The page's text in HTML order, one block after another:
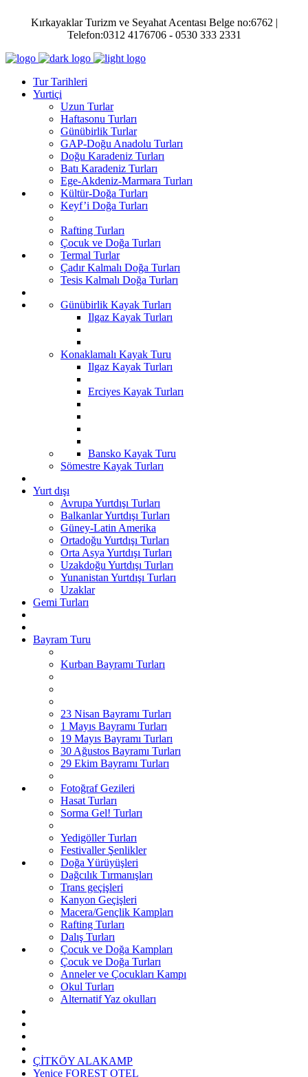
Kırkayaklar Turizm ve Seyahat Acentası Belge no:6762 |
Telefon:0312 4176706 - 0530 333 2331
Tur Tarihleri
Yurtiçi
Uzun Turlar
Haftasonu Turları
Günübirlik Turlar
GAP-Doğu Anadolu Turları
Doğu Karadeniz Turları
Batı Karadeniz Turları
Ege-Akdeniz-Marmara Turları
Kültür-Doğa Turları
Keyf’i Doğa Turları
Rafting Turları
Çocuk ve Doğa Turları
Termal Turlar
Çadır Kalmalı Doğa Turları
Tesis Kalmalı Doğa Turları
Günübirlik Kayak Turları
Ilgaz Kayak Turları
Konaklamalı Kayak Turu
Ilgaz Kayak Turları
Erciyes Kayak Turları
Bansko Kayak Turu
Sömestre Kayak Turları
Yurt dışı
Avrupa Yurtdışı Turları
Balkanlar Yurtdışı Turları
Güney-Latin Amerika
Ortadoğu Yurtdışı Turları
Orta Asya Yurtdışı Turları
Uzakdoğu Yurtdışı Turları
Yunanistan Yurtdışı Turları
Uzaklar
Gemi Turları
Bayram Turu
Kurban Bayramı Turları
23 Nisan Bayramı Turları
1 Mayıs Bayramı Turları
19 Mayıs Bayramı Turları
30 Ağustos Bayramı Turları
29 Ekim Bayramı Turları
Fotoğraf Gezileri
Hasat Turları
Sorma Gel! Turları
Yedigöller Turları
Festivaller Şenlikler
Doğa Yürüyüşleri
Dağcılık Tırmanışları
Trans geçişleri
Kanyon Geçişleri
Macera/Gençlik Kampları
Rafting Turları
Dalış Turları
Çocuk ve Doğa Kampları
Çocuk ve Doğa Turları
Anneler ve Çocukları Kampı
Okul Turları
Alternatif Yaz okulları
ÇİTKÖY ALAKAMP
Yenice FOREST OTEL